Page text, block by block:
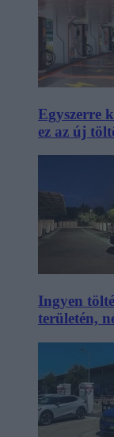
Egyszerre
ez az új
Ingyen
területén,